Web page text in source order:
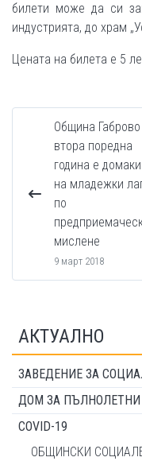
билети може да си
индустрията, до храм
Цената на билета е 5
Община Габрово
втора поредна
година е
на младежки
по
мислене
9 март 2018
АКТУАЛНО
ЗАВЕДЕНИЕ ЗА
ДОМ ЗА
COVID-19
ОБЩИНСКИ